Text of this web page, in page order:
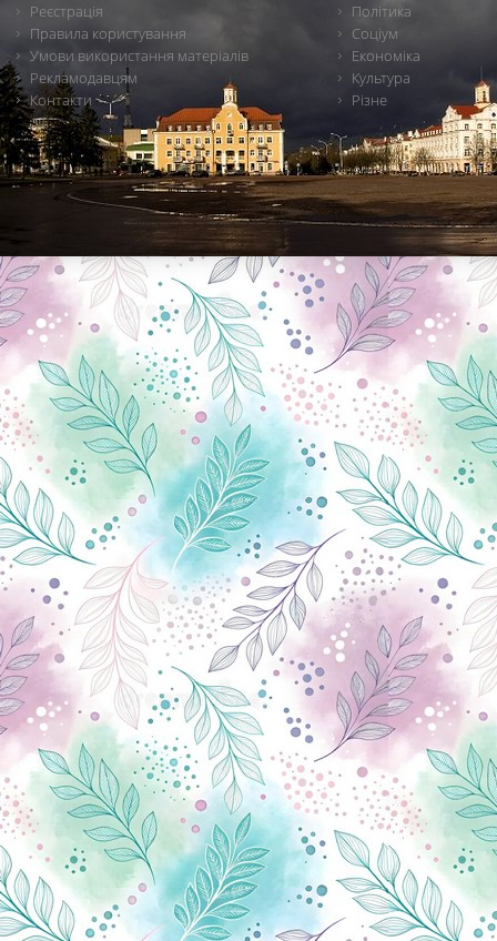
Реєстрація
Правила користування
Умови використання матеріалів
Рекламодавцям
Контакти
Політика
Соціум
Економіка
Культура
Різне
Новини Чернігова, Чернігівські новини, Чернігівський формат, новини Чернігова, події в Чернігові: політика, економіка, аналітика, культура, відеоновини, екологія, спортивний Чернігів, туризм, Чернігів